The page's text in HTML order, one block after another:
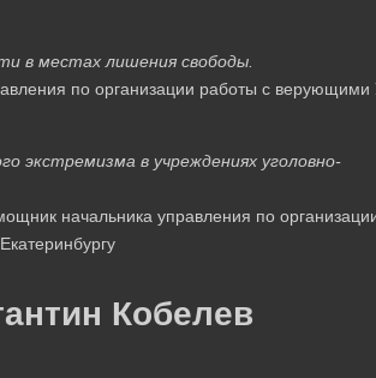
в местах лишения свободы.
по организации работы с
экстремизма в учреждениях уголовно-
начальника управления по
Кобелев